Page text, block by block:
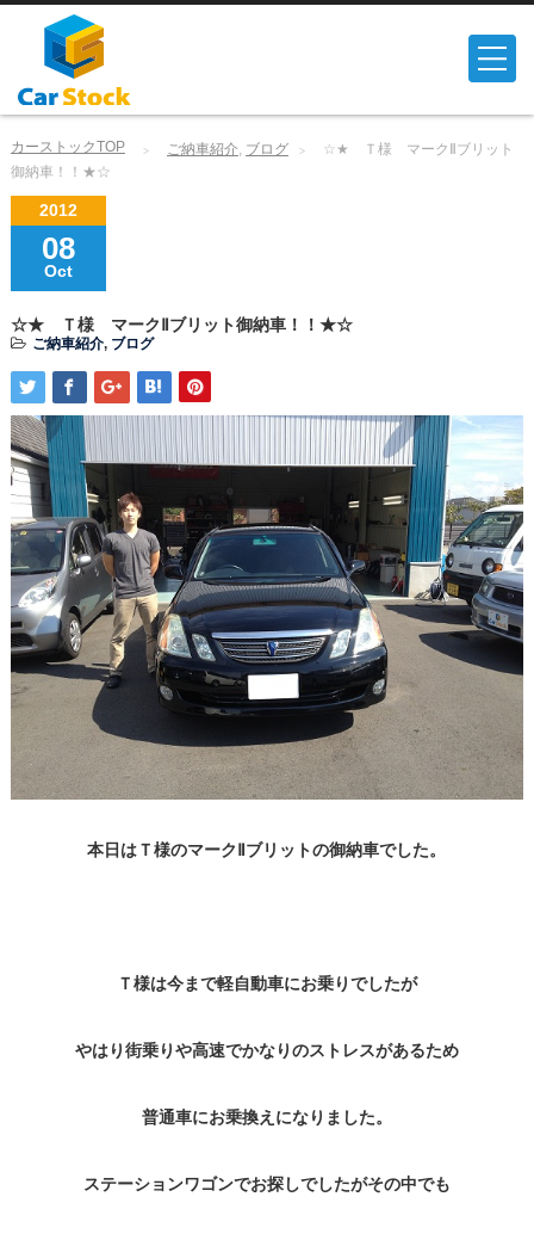
カーストックTOP ご納車紹介 ブログ
☆★ Ｔ様 マークⅡブリット
御納車！！★☆
2012
08
Oct
☆★ Ｔ様 マークⅡブリット御納車！！★☆
ご納車紹介, ブログ
本日はＴ様のマークⅡブリットの御納車でした。
Ｔ様は今まで軽自動車にお乗りでしたが
やはり街乗りや高速でかなりのストレスがあるため
普通車にお乗換えになりました。
ステーションワゴンでお探しでしたがその中でも